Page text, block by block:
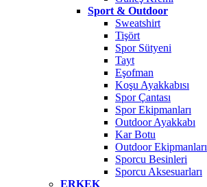
Sport & Outdoor
Sweatshirt
Tişört
Spor Sütyeni
Tayt
Eşofman
Koşu Ayakkabısı
Spor Çantası
Spor Ekipmanları
Outdoor Ayakkabı
Kar Botu
Outdoor Ekipmanları
Sporcu Besinleri
Sporcu Aksesuarları
ERKEK